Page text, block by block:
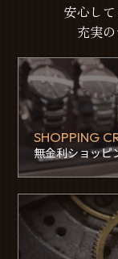
安心し
充実
SHOPPING
無金利ショッピ